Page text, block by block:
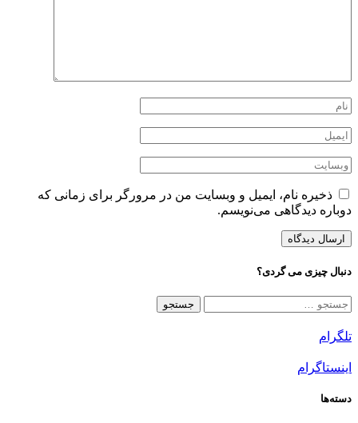
ذخیره نام، ایمیل و وبسایت من در مرورگر برای زمانی که
دوباره دیدگاهی می‌نویسم.
دنبال چیزی می گردی؟
جستجو
تلگرام
اینستاگرام
دسته‌ها